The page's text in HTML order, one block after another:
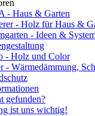
- Haus & Garten
- Holz für Haus &
- Ideen &
- Holz und Color
- Wärmedämmung,
gefunden?
ist uns wichtig!